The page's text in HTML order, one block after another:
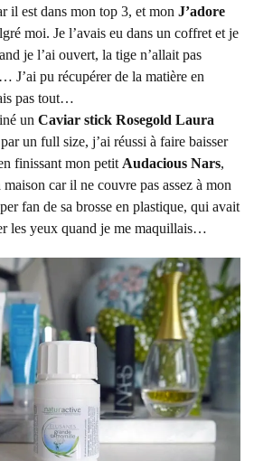
il est dans mon top 3, et mon J’adore
moi. Je l’avais eu dans un coffret et je
je l’ai ouvert, la tige n’allait pas
J’ai pu récupérer de la matière en
pas tout…
un Caviar stick Rosegold Laura
un full size, j’ai réussi à faire baisser
finissant mon petit Audacious Nars,
car il ne couvre pas assez à mon
fan de sa brosse en plastique, qui avait
les yeux quand je me maquillais…